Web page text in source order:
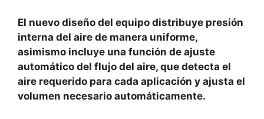
El nuevo diseño del equipo distribuye presión
interna del aire de manera uniforme,
asimismo incluye una función de ajuste
automático del flujo del aire, que detecta el
aire requerido para cada aplicación y ajusta el
volumen necesario automáticamente.